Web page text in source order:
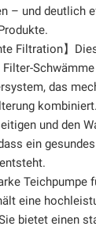
– und deutlich
Filtration】
das
und den
ein
Teichpumpe
eine
bietet einen